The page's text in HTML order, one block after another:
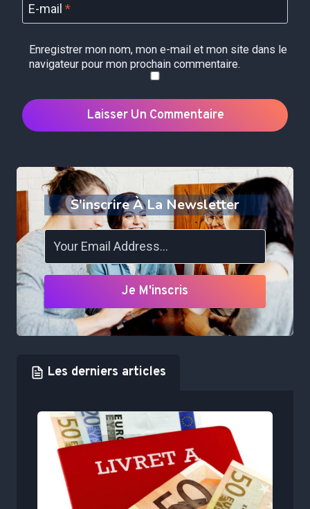
E-mail *
Enregistrer mon nom, mon e-mail et mon site dans le
navigateur pour mon prochain commentaire.
S'inscrire À La Newsletter
Je M'inscris
Les derniers articles